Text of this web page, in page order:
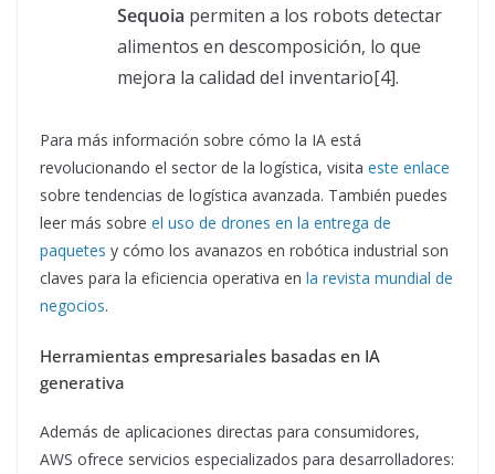
Sequoia permiten a los robots detectar
alimentos en descomposición, lo que
mejora la calidad del inventario[4].
Para más información sobre cómo la IA está
revolucionando el sector de la logística, visita este enlace
sobre tendencias de logística avanzada. También puedes
leer más sobre el uso de drones en la entrega de
paquetes y cómo los avanazos en robótica industrial son
claves para la eficiencia operativa en la revista mundial de
negocios.
Herramientas empresariales basadas en IA
generativa
Además de aplicaciones directas para consumidores,
AWS ofrece servicios especializados para desarrolladores: